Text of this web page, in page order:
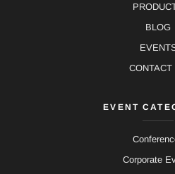
BLOG
CONTACT
EVENT
Corporate